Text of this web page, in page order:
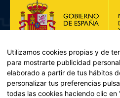
Utilizamos cookies propias y de
para mostrarte publicidad
elaborado a partir de tus hábitos
personalizar tus preferencias
todas las cookies haciendo clic